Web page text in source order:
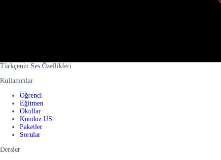
Türkçenin Ses Özellikleri
Kullanıcılar
Öğrenci
Eğitmen
Okullar
Kunduz US
Paketler
Sorular
Dersler